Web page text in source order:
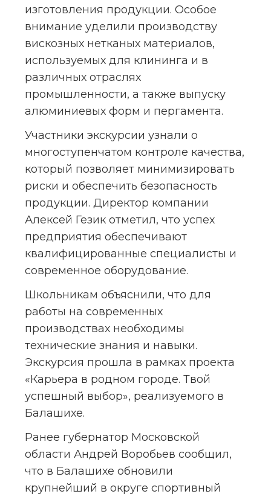
изготовления продукции. Особое
внимание уделили производству
вискозных нетканых материалов,
используемых для клининга и в
различных отраслях
промышленности, а также выпуску
алюминиевых форм и пергамента.
Участники экскурсии узнали о
многоступенчатом контроле качества,
который позволяет минимизировать
риски и обеспечить безопасность
продукции. Директор компании
Алексей Гезик отметил, что успех
предприятия обеспечивают
квалифицированные специалисты и
современное оборудование.
Школьникам объяснили, что для
работы на современных
производствах необходимы
технические знания и навыки.
Экскурсия прошла в рамках проекта
«Карьера в родном городе. Твой
успешный выбор», реализуемого в
Балашихе.
Ранее губернатор Московской
области Андрей Воробьев сообщил,
что в Балашихе обновили
крупнейший в округе спортивный